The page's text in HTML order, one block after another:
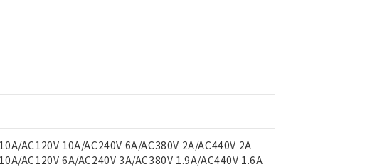
AC120V 10A/AC240V 6A/AC380V 2A/AC440V 2A
AC120V 6A/AC240V 3A/AC380V 1.9A/AC440V 1.6A
だき、同意のうえご利用ください。
び標準価格はお客様のお取引先、またはお客様担当のオムロン制御機器販売店・
談ください。
売店や当社販売拠点は「販売ネットワーク
」をご確認ください。
、ポリ臭化ビフェニル類(PBB) 1000ppm以下、ポリ臭化ジフェニルエーテル類(PBDE) 1000ppm以下、
および制御機器に対する適用除外項目は除く。
ついては閾値を超える意図的な使用がないことを確認しています。
有率が中国RoHSの基準値を超えていることを示します。
社販売部門へお問い合わせください。
1000ppm、 Cd(カドミウム) : 100ppm、
、 DIBP(フタル酸ジイソブチル) : 1000ppm、 BBP(フタル酸ブチルベンジル) : 1000ppm、
外への提供する場合は、日本国政府の輸出許可(または役務取引許可)を取得する
しません。
第三者に販売する場合は、上記1、2および3の内容を当該第三者に通知します。
および販売に係わる関係者が違法に輸出するおそれがある場合は、取り引きをい
ないが在庫あり